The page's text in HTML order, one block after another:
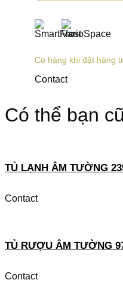
Có hàng khi đặt hàng
Contact
Có thể bạn
TỦ LẠNH ÂM TƯỜNG
Contact
TỦ RƯỢU ÂM TƯỜNG
Contact